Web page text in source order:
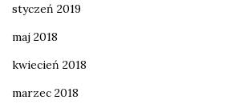
styczeń 2019
maj 2018
kwiecień 2018
marzec 2018